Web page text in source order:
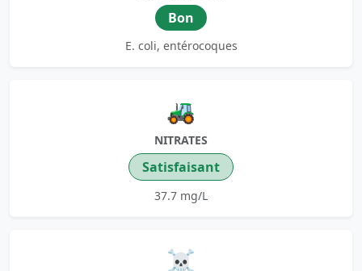
Bon
E. coli, entérocoques
🚜
NITRATES
Satisfaisant
37.7 mg/L
☠️